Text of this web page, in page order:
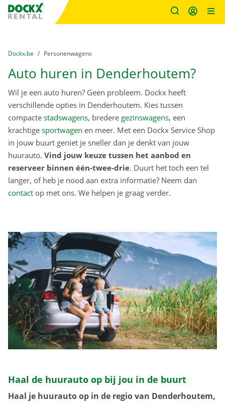
Fratello DEMO
U bevindt zich hier:
van
Dockx.be naar
Personenwagens
Auto huren in Denderhoutem?
Wil je een auto huren? Geen probleem. Dockx heeft
verschillende opties in Denderhoutem. Kies tussen
compacte stadswagens, bredere gezinswagens, een
krachtige sportwagen en meer. Met een Dockx Service Shop
in jouw buurt geniet je sneller dan je denkt van jouw
huurauto. Vind jouw keuze tussen het aanbod en
reserveer binnen één-twee-drie. Duurt het toch een tel
langer, of heb je nood aan extra informatie? Neem dan
contact op met ons. We helpen je graag verder.
Haal de huurauto op bij jou in de buurt
Haal je huurauto op in de regio van Denderhoutem,